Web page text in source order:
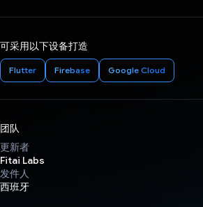
可采用以下设备打造
Flutter Firebase Google Cloud
团队
更新者
Fitai Labs
发件人
西班牙